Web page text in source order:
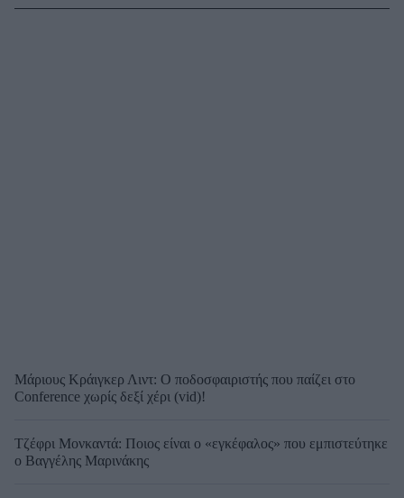
Μάριους Κράιγκερ Λιντ: Ο ποδοσφαιριστής που παίζει στο
Conference χωρίς δεξί χέρι (vid)!
Τζέφρι Μονκαντά: Ποιος είναι ο «εγκέφαλος» που εμπιστεύτηκε
ο Βαγγέλης Μαρινάκης